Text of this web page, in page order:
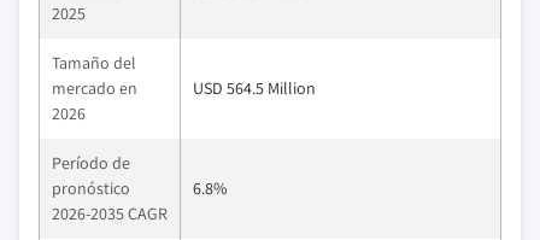
2025
Tamaño del
mercado en
2026
USD 564.5 Million
Período de
pronóstico
2026-2035 CAGR
6.8%